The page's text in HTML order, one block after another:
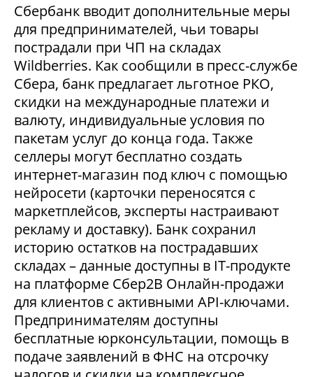
Сбербанк вводит дополнительные меры
для предпринимателей, чьи товары
пострадали при ЧП на складах
Wildberries. Как сообщили в пресс-службе
Сбера, банк предлагает льготное РКО,
скидки на международные платежи и
валюту, индивидуальные условия по
пакетам услуг до конца года. Также
селлеры могут бесплатно создать
интернет-магазин под ключ с помощью
нейросети (карточки переносятся с
маркетплейсов, эксперты настраивают
рекламу и доставку). Банк сохранил
историю остатков на пострадавших
складах – данные доступны в IT-продукте
на платформе Сбер2В Онлайн-продажи
для клиентов с активными API-ключами.
Предпринимателям доступны
бесплатные юрконсультации, помощь в
подаче заявлений в ФНС на отсрочку